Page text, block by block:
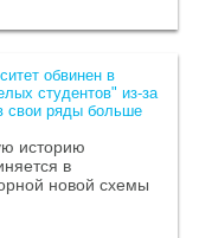
обвинен в
студентов" из-за
свои ряды больше
историю
в
новой схемы